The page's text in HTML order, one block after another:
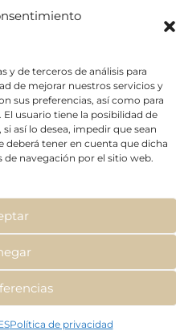
y de terceros de análisis para
de mejorar nuestros servicios y
sus preferencias, así como para
usuario tiene la posibilidad de
así lo desea, impedir que sean
deberá tener en cuenta que dicha
navegación por el sitio web.
Política de privacidad
–
BCN PEEL #01
3 4 5 6